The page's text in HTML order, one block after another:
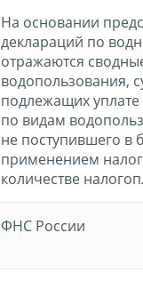
На основании
деклараций по
отражаются
водопользования,
подлежащих
по видам
не поступившего в
применением
количестве
ФНС России